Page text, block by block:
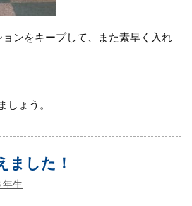
ンをキープして、また素早く入れ
ょう。
ました！
年生